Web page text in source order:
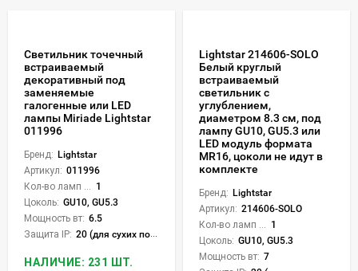
Светильник точечный
встраиваемый
декоративный под
заменяемые
галогенные или LED
лампы Miriade Lightstar
011996
Бренд: Lightstar
Артикул: 011996
1
Цоколь: GU10, GU5.3
Мощность вт: 6.5
Защита IP: 20 (для сухих пом.)
НАЛИЧИЕ: 231 ШТ.
Lightstar 214606-SOLO
Белый круглый
встраиваемый
светильник с
углублением,
диаметром 8.3 см, под
лампу GU10, GU5.3 или
LED модуль формата
MR16, цоколи не идут в
комплекте
Бренд: Lightstar
Артикул: 214606-SOLO
1
Цоколь: GU10, GU5.3
Мощность вт: 7